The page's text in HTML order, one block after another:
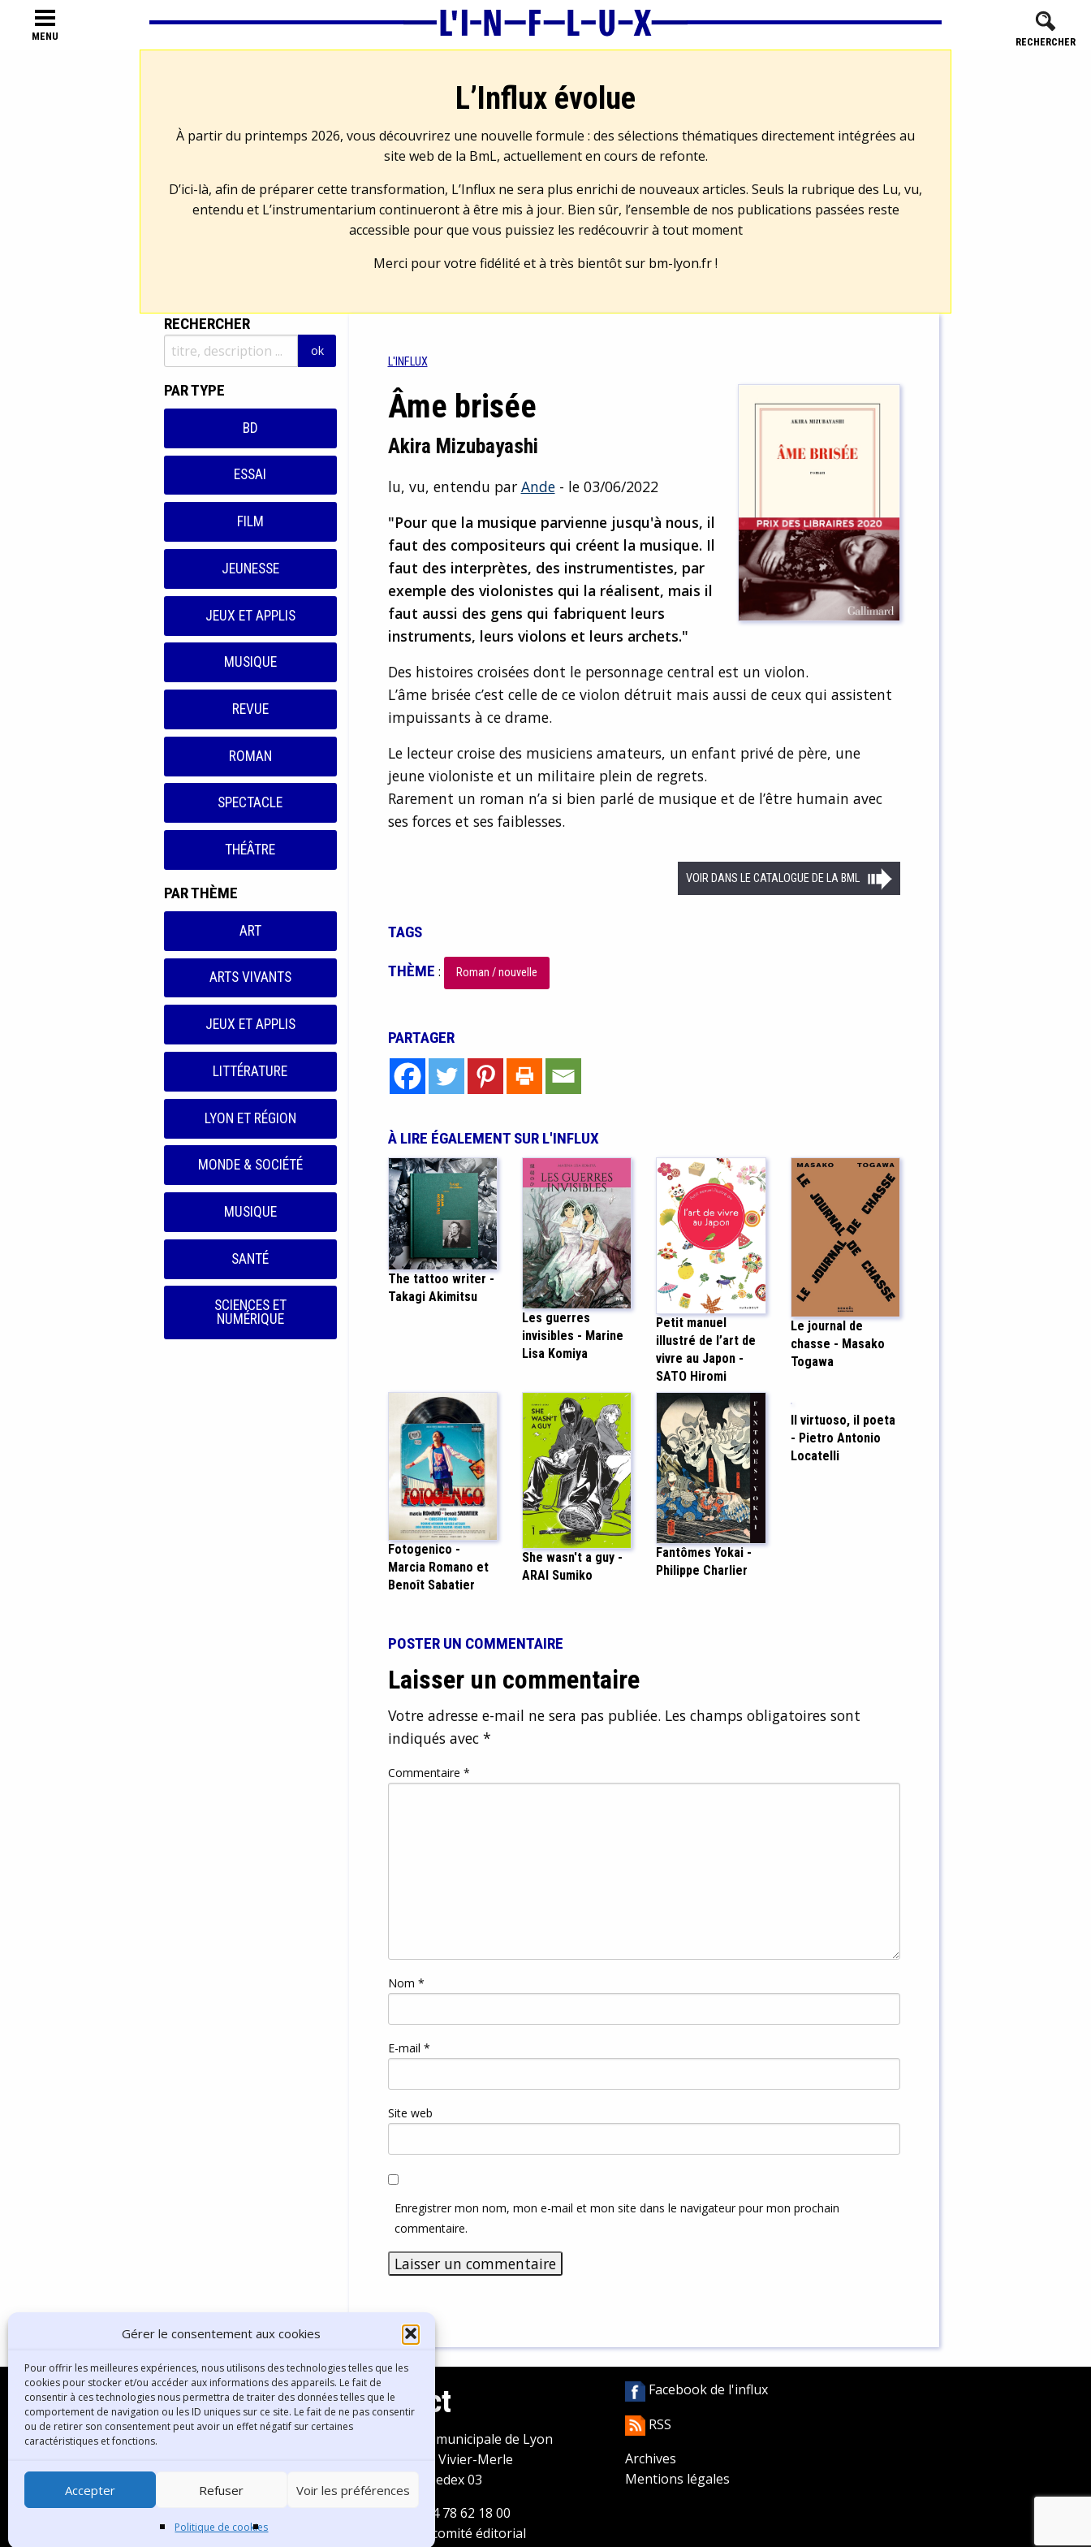
Gérer le consentement aux cookies
Pour offrir les meilleures expériences, nous utilisons des technologies telles que les
cookies pour stocker et/ou accéder aux informations des appareils. Le fait de
consentir à ces technologies nous permettra de traiter des données telles que le
comportement de navigation ou les ID uniques sur ce site. Le fait de ne pas consentir
ou de retirer son consentement peut avoir un effet négatif sur certaines
caractéristiques et fonctions.
Accepter Refuser Voir les préférences
Politique de cookies
MENU RECHERCHER
L’Influx évolue
À partir du printemps 2026, vous découvrirez une nouvelle formule : des sélections thématiques directement intégrées au
site web de la BmL, actuellement en cours de refonte.
D’ici-là, afin de préparer cette transformation, L’Influx ne sera plus enrichi de nouveaux articles. Seuls la rubrique des Lu, vu,
entendu et L’instrumentarium continueront à être mis à jour. Bien sûr, l’ensemble de nos publications passées reste
accessible pour que vous puissiez les redécouvrir à tout moment
Merci pour votre fidélité et à très bientôt sur bm-lyon.fr!
RECHERCHER
PAR TYPE
BD
ESSAI
FILM
JEUNESSE
JEUX ET APPLIS
MUSIQUE
REVUE
ROMAN
SPECTACLE
THÉÂTRE
PAR THÈME
ART
ARTS VIVANTS
JEUX ET APPLIS
LITTÉRATURE
LYON ET RÉGION
MONDE & SOCIÉTÉ
MUSIQUE
SANTÉ
SCIENCES ET
NUMÉRIQUE
L'INFLUX
Âme brisée
Akira Mizubayashi
lu, vu, entendu par Ande- le 03/06/2022
"Pour que la musique parvienne jusqu'à nous, il
faut des compositeurs qui créent la musique. Il
faut des interprètes, des instrumentistes, par
exemple des violonistes qui la réalisent, mais il
faut aussi des gens qui fabriquent leurs
instruments, leurs violons et leurs archets."
Des histoires croisées dont le personnage central est un violon.
L’âme brisée c’est celle de ce violon détruit mais aussi de ceux qui assistent
impuissants à ce drame.
Le lecteur croise des musiciens amateurs, un enfant privé de père, une
jeune violoniste et un militaire plein de regrets.
Rarement un roman n’a si bien parlé de musique et de l’être humain avec
ses forces et ses faiblesses.
VOIR DANS LE CATALOGUE DE LA BML
TAGS
THÈME : Roman / nouvelle
PARTAGER
À LIRE ÉGALEMENT SUR L'INFLUX
The tattoo writer -
Takagi Akimitsu
Les guerres
invisibles - Marine
Lisa Komiya
Petit manuel
illustré de l’art de
vivre au Japon -
SATO Hiromi
Le journal de
chasse - Masako
Togawa
Fotogenico -
Marcia Romano et
Benoît Sabatier
She wasn't a guy -
ARAI Sumiko
Fantômes Yokai -
Philippe Charlier
Il virtuoso, il poeta
- Pietro Antonio
Locatelli
POSTER UN COMMENTAIRE
Laisser un commentaire
Votre adresse e-mail ne sera pas publiée. Les champs obligatoires sont
indiqués avec *
Commentaire *
Nom *
E-mail *
Site web
Enregistrer mon nom, mon e-mail et mon site dans le navigateur pour mon prochain
commentaire.
Contact
Bibliothèque municipale de Lyon
30 Boulevard Vivier-Merle
69431 Lyon Cedex 03
04 78 62 18 00
Contacter le comité éditorial
Facebook de l'influx
RSS
Archives
Mentions légales